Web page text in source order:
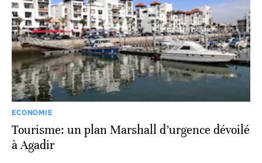
ECONOMIE
Tourisme: un plan Marshall d’urgence dévoilé
à Agadir